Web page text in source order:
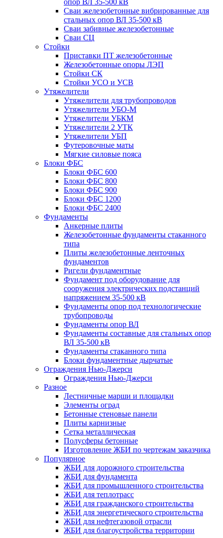
опор ВЛ 35-500 кВ
Сваи железобетонные вибрированные для
стальных опор ВЛ 35-500 кВ
Сваи забивные железобетонные
Сваи СЦ
Стойки
Приставки ПТ железобетонные
Железобетонные опоры ЛЭП
Стойки СК
Стойки УСО и УСВ
Утяжелители
Утяжелители для трубопроводов
Утяжелители УБО-М
Утяжелители УБКМ
Утяжелители 2 УТК
Утяжелители УБП
Футеровочные маты
Мягкие силовые пояса
Блоки ФБС
Блоки ФБС 600
Блоки ФБС 800
Блоки ФБС 900
Блоки ФБС 1200
Блоки ФБС 2400
Фундаменты
Анкерные плиты
Железобетонные фундаменты стаканного
типа
Плиты железобетонные ленточных
фундаментов
Ригели фундаментные
Фундамент под оборудование для
сооружения электрических подстанций
напряжением 35-500 кВ
Фундаменты опор под технологические
трубопроводы
Фундаменты опор ВЛ
Фундаменты составные для стальных опор
ВЛ 35-500 кВ
Фундаменты стаканного типа
Блоки фундаментные дырчатые
Ограждения Нью-Джерси
Ограждения Нью-Джерси
Разное
Лестничные марши и площадки
Элементы оград
Бетонные стеновые панели
Плиты карнизные
Сетка металлическая
Полусферы бетонные
Изготовление ЖБИ по чертежам заказчика
Популярное
ЖБИ для дорожного строительства
ЖБИ для фундамента
ЖБИ для промышленного строительства
ЖБИ для теплотрасс
ЖБИ для гражданского строительства
ЖБИ для энергетического строительства
ЖБИ для нефтегазовой отрасли
ЖБИ для благоустройства территории